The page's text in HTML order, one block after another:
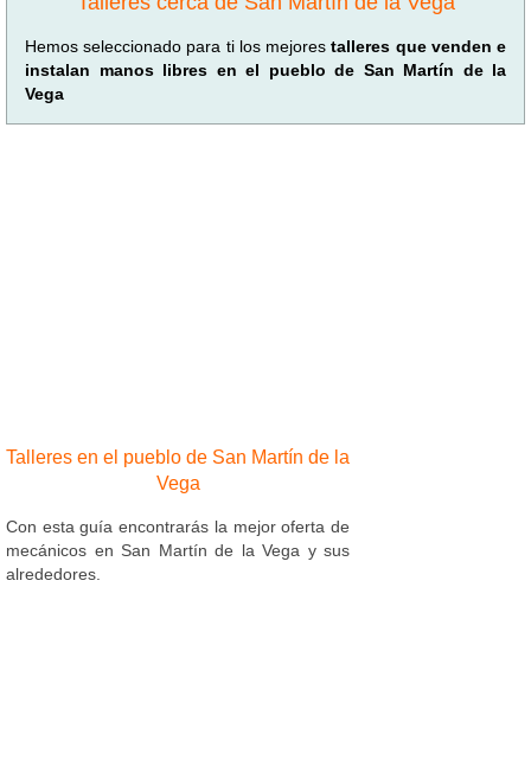
Hemos seleccionado para ti los mejorestalleres que venden e
instalan manos libres en el pueblo de San Martín de la
Vega
Talleres en el pueblo de San Martín de la
Vega
Con esta guía encontrarás la mejor oferta de
mecánicos en San Martín de la Vega y sus
alrededores.